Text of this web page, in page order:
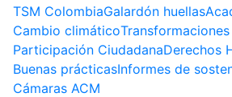
TSM ColombiaGalardón huellas
Cambio climático
Participación CiudadanaDerechos
Buenas prácticasInformes de
Cámaras ACM